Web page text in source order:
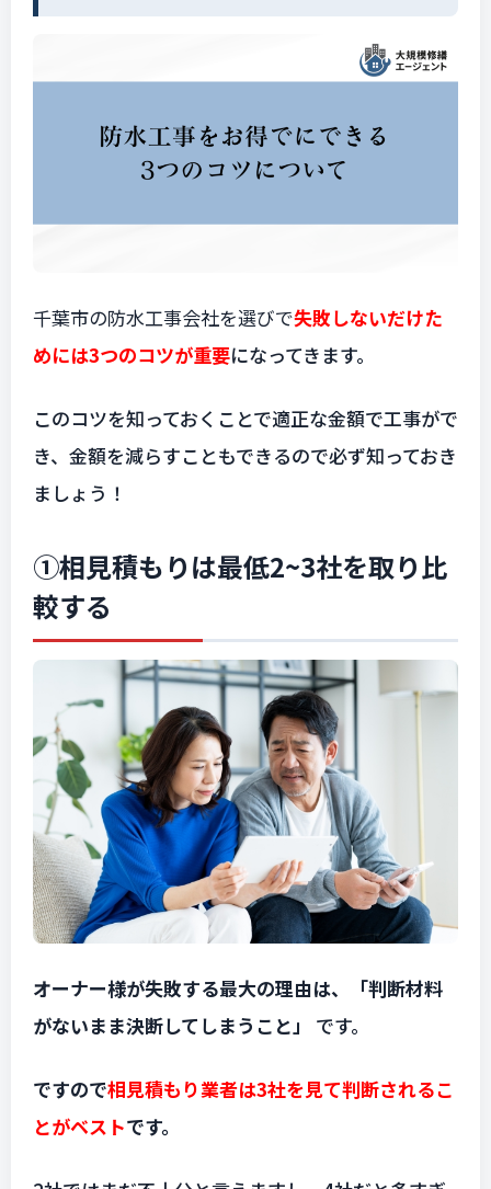
千葉市の防水工事会社を選びで失敗しないだけた
めには3つのコツが重要になってきます。
このコツを知っておくことで適正な金額で工事がで
き、金額を減らすこともできるので必ず知っておき
ましょう！
①相見積もりは最低2~3社を取り比
較する
オーナー様が失敗する最大の理由は、「判断材料
がないまま決断してしまうこと」
です。
ですので相見積もり業者は3社を見て判断されるこ
とがベストです。